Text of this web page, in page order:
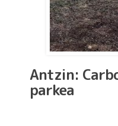
Antzin:
parkea